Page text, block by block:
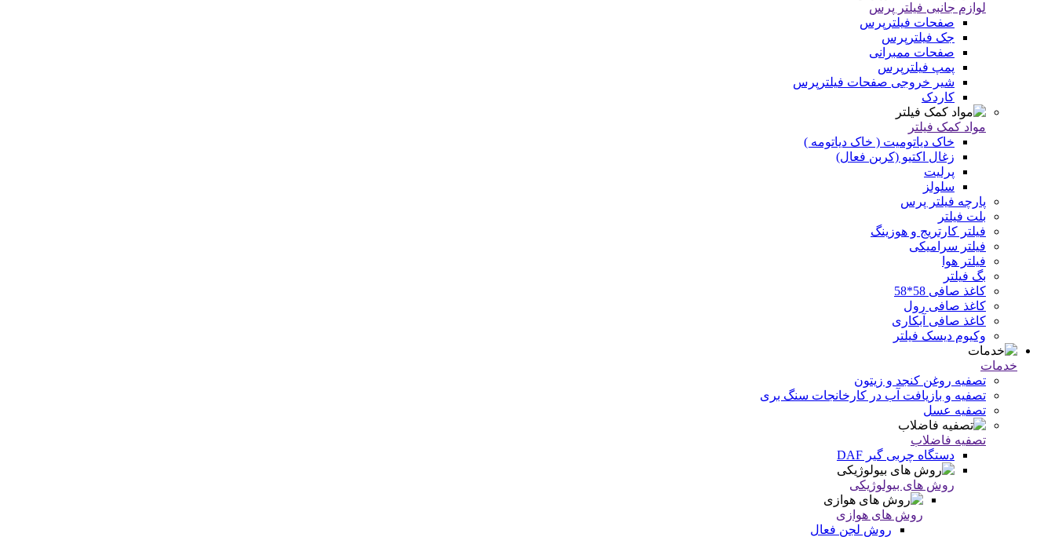
لوازم جانبی فیلتر پرس
صفحات فیلترپرس
جک فیلترپرس
صفحات ممبرانی
پمپ فیلترپرس
شیر خروجی صفحات فیلترپرس
کاردک
مواد کمک فیلتر
خاک دیاتومیت ( خاک دیاتومه )
زغال اکتیو (کربن فعال)
پرلیت
سلولز
پارچه فیلتر پرس
بلت فیلتر
فیلتر کارتریج و هوزینگ
فیلتر سرامیکی
فیلتر هوا
بگ فیلتر
کاغذ صافی 58*58
کاغذ صافی رول
کاغذ صافی آبکاری
وکیوم دیسک فیلتر
خدمات
تصفیه روغن کنجد و زیتون
تصفیه و بازیافت آب در کارخانجات سنگ بری
تصفیه عسل
تصفیه فاضلاب
دستگاه چربی گیر DAF
روش های بیولوژیکی
روش های هوازی
روش لجن فعال